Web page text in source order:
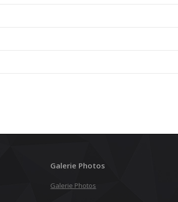
Galerie Photos
Galerie Photos